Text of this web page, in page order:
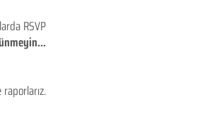
RSVP